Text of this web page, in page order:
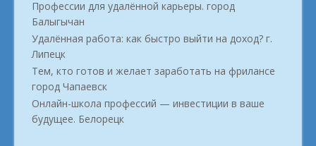
Профессии для удалённой карьеры. город
Балыгычан
Удалённая работа: как быстро выйти на доход? г.
Липецк
Тем, кто готов и желает заработать на фрилансе
город Чапаевск
Онлайн-школа профессий — инвестиции в ваше
будущее. Белорецк